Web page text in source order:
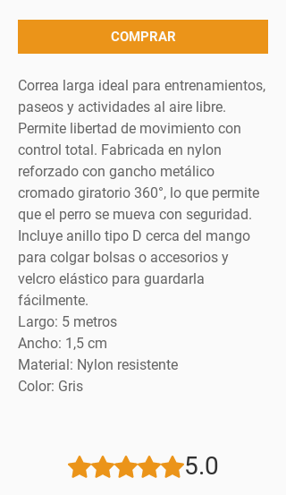
COMPRAR
Correa larga ideal para entrenamientos,
paseos y actividades al aire libre.
Permite libertad de movimiento con
control total. Fabricada en nylon
reforzado con gancho metálico
cromado giratorio 360°, lo que permite
que el perro se mueva con seguridad.
Incluye anillo tipo D cerca del mango
para colgar bolsas o accesorios y
velcro elástico para guardarla
fácilmente.
Largo: 5 metros
Ancho: 1,5 cm
Material: Nylon resistente
Color: Gris
Obtuvo 5 de 5 estrellas.
5.0